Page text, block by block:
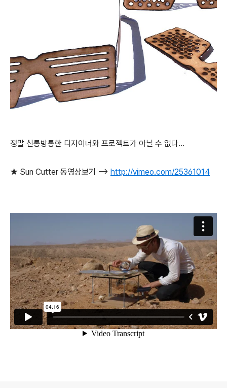
정말 신통방통한 디자이너와 프로젝트가 아닐 수 없다...
★ Sun Cutter 동영상보기 --> http://vimeo.com/25361014